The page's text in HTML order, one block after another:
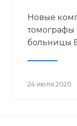
Новые
томографы
больницы
24 июля 2020